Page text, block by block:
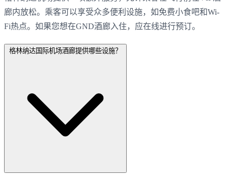
廊内放松。乘客可以享受众多便利设施，如免费小食吧和Wi-
Fi热点。如果您想在GND酒廊入住，应在线进行预订。
格林纳达国际机场酒廊提供哪些设施？